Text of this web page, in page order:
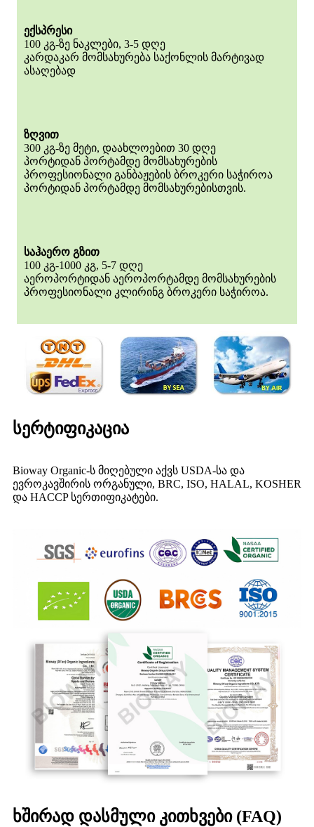
ექსპრესი
100 კგ-ზე ნაკლები, 3-5 დღე
კარდაკარ მომსახურება საქონლის მარტივად
ასაღებად
ზღვით
300 კგ-ზე მეტი, დაახლოებით 30 დღე
პორტიდან პორტამდე მომსახურების
პროფესიონალი განბაჟების ბროკერი საჭიროა
პორტიდან პორტამდე მომსახურებისთვის.
საჰაერო გზით
100 კგ-1000 კგ, 5-7 დღე
აეროპორტიდან აეროპორტამდე მომსახურების
პროფესიონალი კლირინგ ბროკერი საჭიროა.
სერტიფიკაცია
Bioway Organic-ს მიღებული აქვს USDA-სა და
ევროკავშირის ორგანული, BRC, ISO, HALAL, KOSHER
და HACCP სერთიფიკატები.
ხშირად დასმული კითხვები (FAQ)